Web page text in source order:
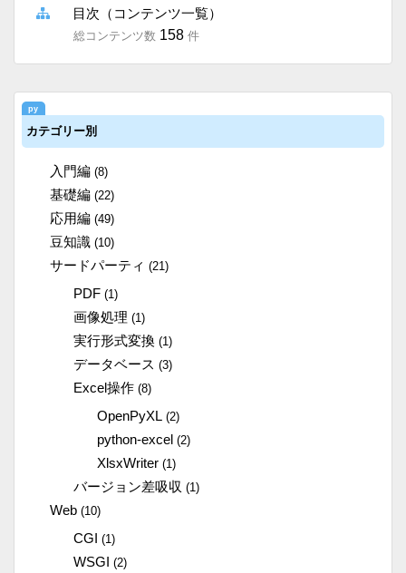
目次（コンテンツ一覧）
総コンテンツ数 158 件
カテゴリー別
入門編 (8)
基礎編 (22)
応用編 (49)
豆知識 (10)
サードパーティ (21)
PDF (1)
画像処理 (1)
実行形式変換 (1)
データベース (3)
Excel操作 (8)
OpenPyXL (2)
python-excel (2)
XlsxWriter (1)
バージョン差吸収 (1)
Web (10)
CGI (1)
WSGI (2)